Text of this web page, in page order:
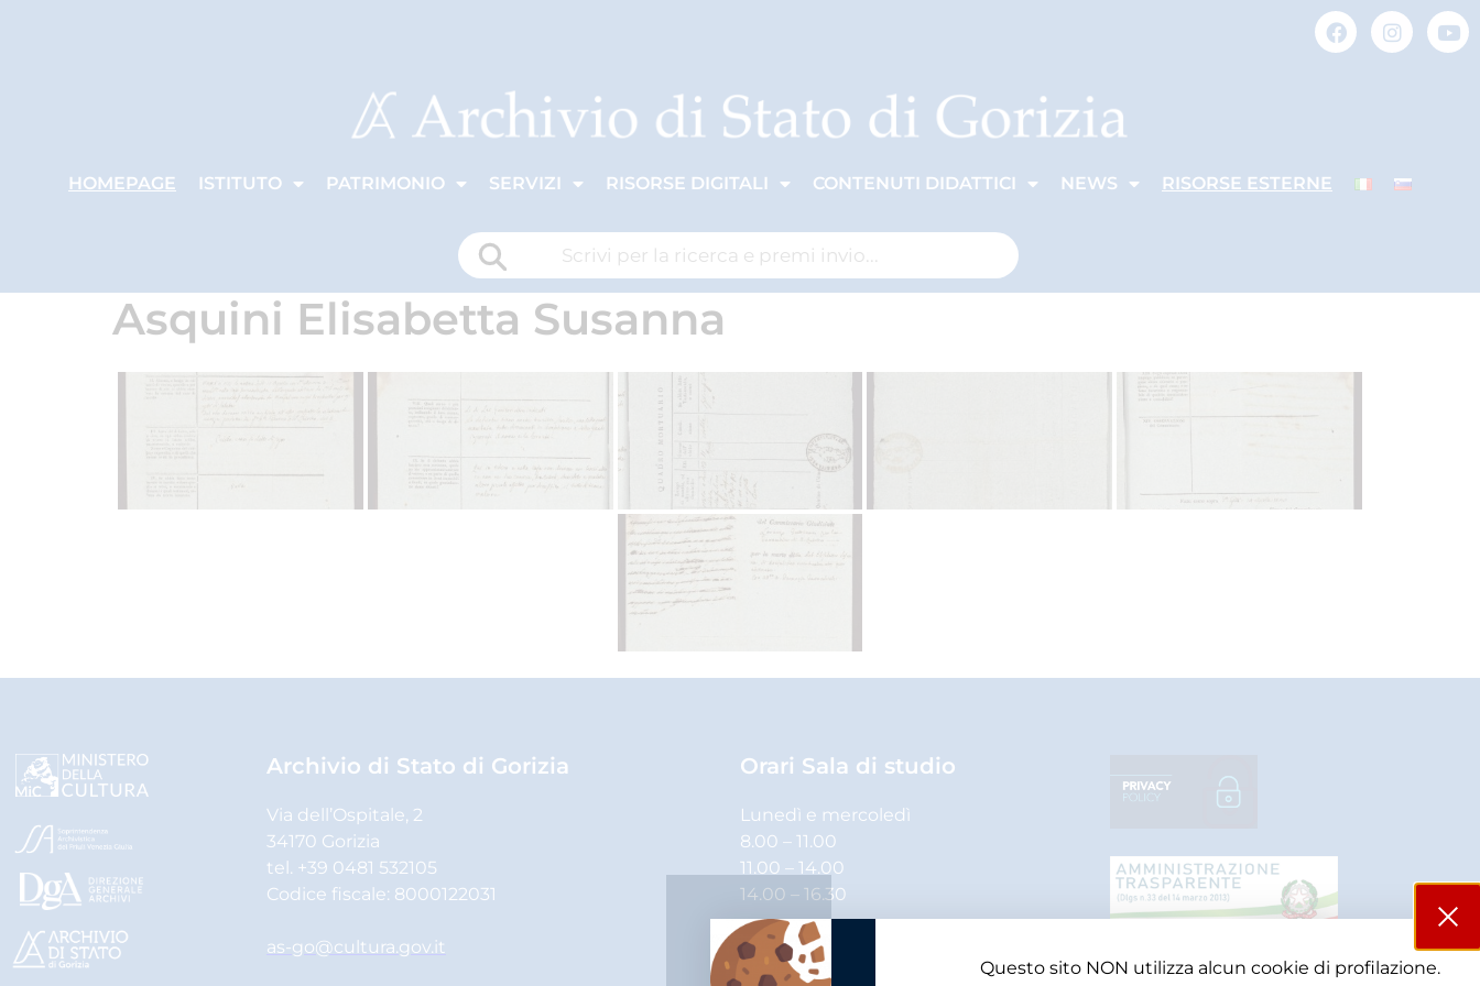
HOMEPAGE ISTITUTO PATRIMONIO SERVIZI RISORSE DIGITALI CONTENUTI DIDATTICI NEWS RISORSE ESTERNE
Asquini Elisabetta Susanna
Archivio di Stato di Gorizia
Via dell’Ospitale, 2
34170 Gorizia
tel. +39 0481 532105
Codice fiscale: 8000122031
as-go@cultura.gov.it
Orari Sala di studio
Lunedì e mercoledì
8.00 – 11.00
11.00 – 14.00
14.00 – 16.30
Martedì, giovedì e venerdì
8.00 – 11.00
Questo sito NON utilizza alcun cookie di profilazione.